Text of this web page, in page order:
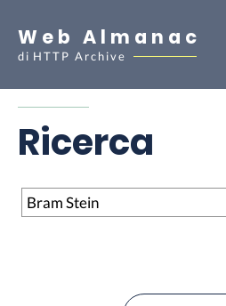
Web Almanac
di HTTP Archive
Ricerca
Ricerca